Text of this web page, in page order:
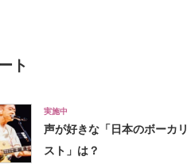
ト
実施中
声が好きな「日本のボーカリ
スト」は？